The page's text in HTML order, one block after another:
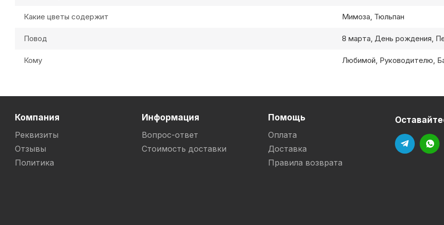
Какие цветы содержит Мимоза, Тюльпан
Повод 8 марта, День рождения,
Кому Любимой, Руководителю,
Компания
Реквизиты
Отзывы
Политика
Информация
Вопрос-ответ
Стоимость доставки
Помощь
Оплата
Доставка
Правила возврата